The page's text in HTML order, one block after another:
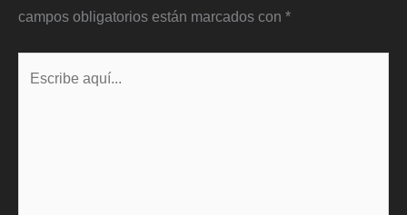
campos obligatorios están marcados con *